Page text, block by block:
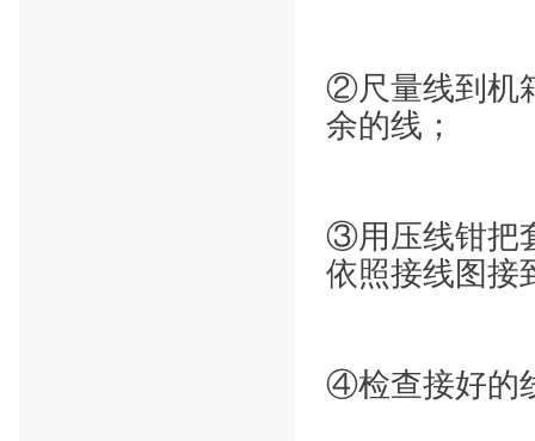
②尺量线到机
余的线；
③用压线钳把
依照接线图接
④检查接好的